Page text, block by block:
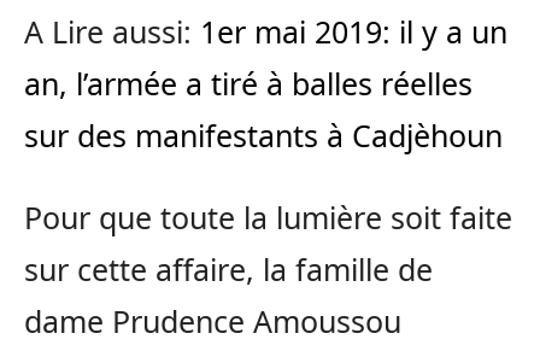
A Lire aussi: 1er mai 2019: il y a un
an, l’armée a tiré à balles réelles
sur des manifestants à Cadjèhoun
Pour que toute la lumière soit faite
sur cette affaire, la famille de
dame Prudence Amoussou